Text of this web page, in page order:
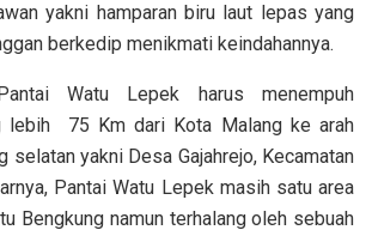
yakni hamparan biru laut lepas yang
berkedip menikmati keindahannya.
Watu Lepek harus menempuh
lebih 75 Km dari Kota Malang ke arah
selatan yakni Desa Gajahrejo, Kecamatan
Pantai Watu Lepek masih satu area
Bengkung namun terhalang oleh sebuah